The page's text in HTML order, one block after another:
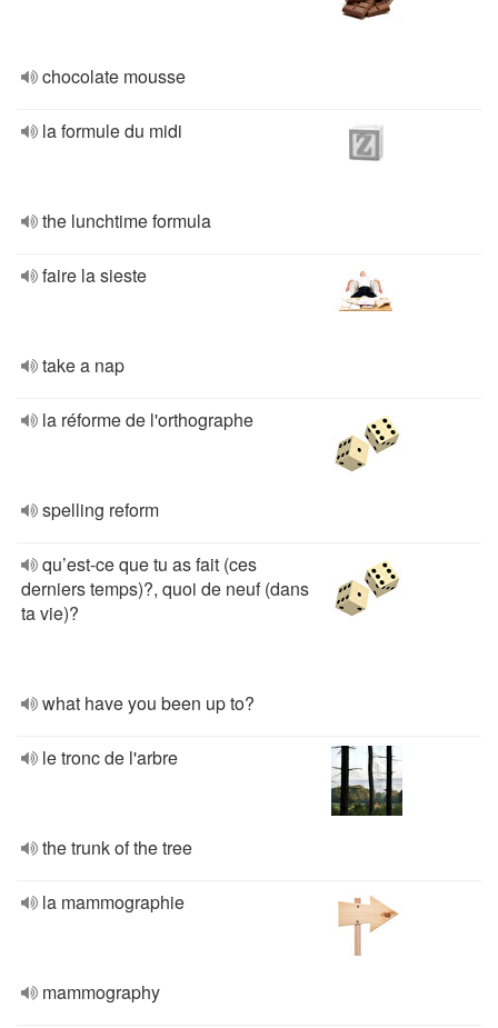
chocolate mousse
la formule du midi
the lunchtime formula
faire la sieste
take a nap
la réforme de l'orthographe
spelling reform
qu’est-ce que tu as fait (ces
derniers temps)?, quoi de neuf (dans
ta vie)?
what have you been up to?
le tronc de l'arbre
the trunk of the tree
la mammographie
mammography